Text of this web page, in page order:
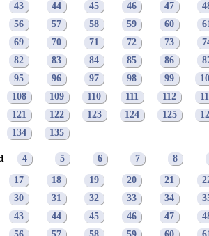
43 44 45 46 47
56 57 58 59 60
69 70 71 72 73
82 83 84 85 86
95 96 97 98 99
108 109 110 111 112
121 122 123 124 125
134 135
4 5 6 7 8
17 18 19 20 21
30 31 32 33 34
43 44 45 46 47